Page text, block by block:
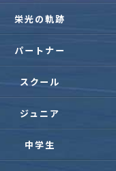
栄光の軌跡
パートナー
スクール
ジュニア
中学生